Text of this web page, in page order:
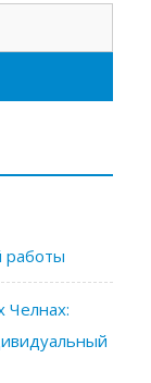
работы
Челнах: